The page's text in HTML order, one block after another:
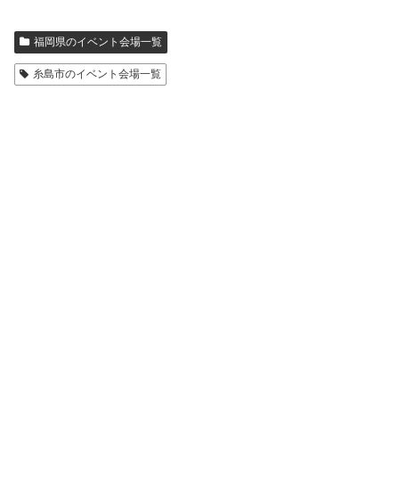
福岡県のイベント会場一覧
糸島市のイベント会場一覧